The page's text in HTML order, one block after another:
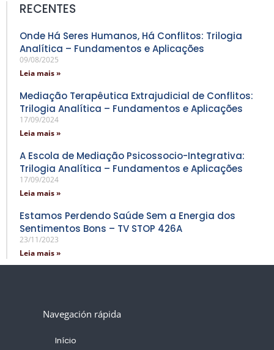
RECENTES
Onde Há Seres Humanos, Há Conflitos: Trilogia
Analítica – Fundamentos e Aplicações
09/08/2025
Leia mais »
Mediação Terapêutica Extrajudicial de Conflitos:
Trilogia Analítica – Fundamentos e Aplicações
17/09/2024
Leia mais »
A Escola de Mediação Psicossocio-Integrativa:
Trilogia Analítica – Fundamentos e Aplicações
17/09/2024
Leia mais »
Estamos Perdendo Saúde Sem a Energia dos
Sentimentos Bons – TV STOP 426A
23/11/2023
Leia mais »
Navegación rápida
Início